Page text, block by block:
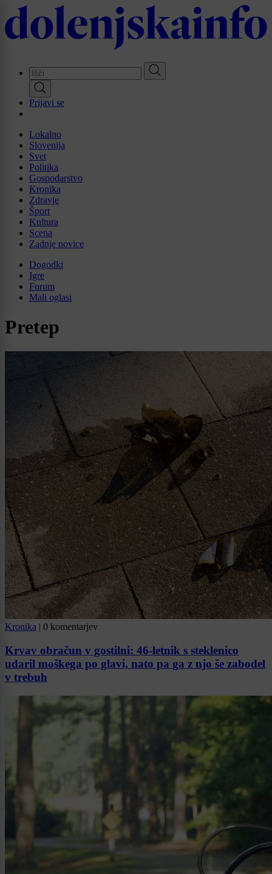
Skip
to
main
Prijavi se
Lokalno
Slovenija
Svet
Politika
Gospodarstvo
Kronika
Zdravje
Šport
Kultura
Scena
Zadnje novice
Dogodki
Igre
Forum
Mali oglasi
Pretep
Kronika 0 komentarjev
Krvav obračun v gostilni: 46-letnik s steklenico
udaril moškega po glavi, nato pa ga z njo še zabodel
v trebuh